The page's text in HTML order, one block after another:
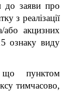
до заяви про
з реалізації
або акцизних
ознаку виду
пунктом
тимчасово,